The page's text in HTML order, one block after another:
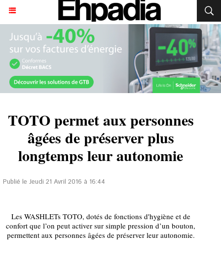
TOTO permet aux personnes
âgées de préserver plus
longtemps leur autonomie
Publié le Jeudi 21 Avril 2016 à 16:44
Les WASHLETs TOTO, dotés de fonctions d'hygiène et de
confort que l’on peut activer sur simple pression d’un bouton,
permettent aux personnes âgées de préserver leur autonomie.